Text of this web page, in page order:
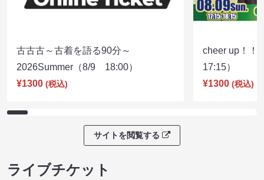
古古古～古着を語る90分～
2026Summer（8/9 18:00）
¥1300 (税込)
cheer up！
17:15）
¥1300 (税込)
サイトを閲覧する
ライブチケット